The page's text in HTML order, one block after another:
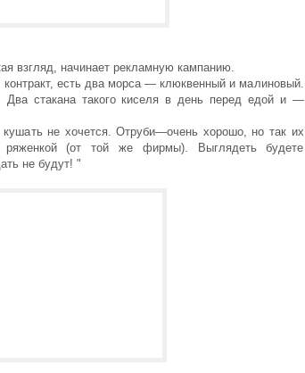
взгляд, начинает рекламную кампанию.
есть два морса — клюквенный и малиновый.
Два стакана такого киселя в день перед едой и —
не хочется. Отруби—очень хорошо, но так их
(от той же фирмы). Выглядеть будете
не будут! "